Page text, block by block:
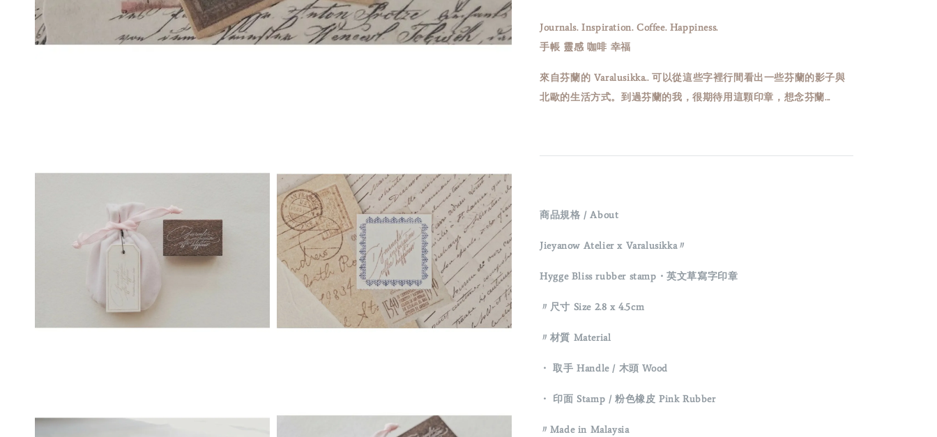
Journals. Inspiration. Coffee. Happiness.
手帳 靈感 咖啡 幸福
來自芬蘭的 Varalusikka.. 可以從這些字裡行間看出一些芬蘭的影子與
北歐的生活方式。到過芬蘭的我，很期待用這顆印章，想念芬蘭...
商品規格 / About
Jieyanow Atelier x Varalusikka〃
Hygge Blissrubber stamp ・英文草寫字印章
〃尺寸 Size 2.8 x 4.5cm
〃材質 Material
・ 取手 Handle / 木頭 Wood
・ 印面 Stamp / 粉色橡皮 Pink Rubber
〃Made in Malaysia